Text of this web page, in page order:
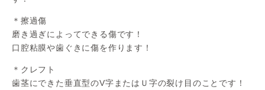
＊擦過傷
磨き過ぎによってできる傷です！
口腔粘膜や歯ぐきに傷を作ります！
＊クレフト
歯茎にできた垂直型のV字またはＵ字の裂け目のことです！